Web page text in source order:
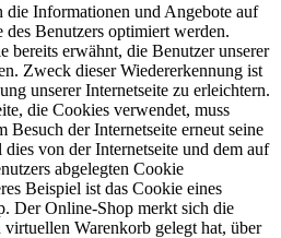
die Informationen und Angebote auf
des Benutzers optimiert werden.
bereits erwähnt, die Benutzer unserer
Zweck dieser Wiedererkennung ist
unserer Internetseite zu erleichtern.
die Cookies verwendet, muss
Besuch der Internetseite erneut seine
von der Internetseite und dem auf
abgelegten Cookie
Beispiel ist das Cookie eines
Der Online-Shop merkt sich die
Warenkorb gelegt hat, über